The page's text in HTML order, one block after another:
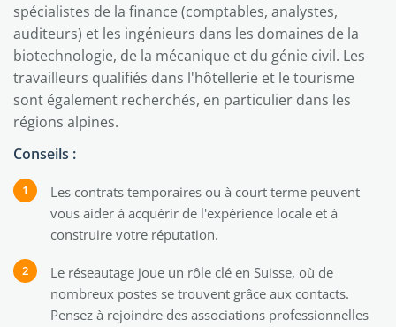
spécialistes de la finance (comptables, analystes,
auditeurs) et les ingénieurs dans les domaines de la
biotechnologie, de la mécanique et du génie civil. Les
travailleurs qualifiés dans l'hôtellerie et le tourisme
sont également recherchés, en particulier dans les
régions alpines.
Conseils :
Les contrats temporaires ou à court terme peuvent
vous aider à acquérir de l'expérience locale et à
construire votre réputation.
Le réseautage joue un rôle clé en Suisse, où de
nombreux postes se trouvent grâce aux contacts.
Pensez à rejoindre des associations professionnelles